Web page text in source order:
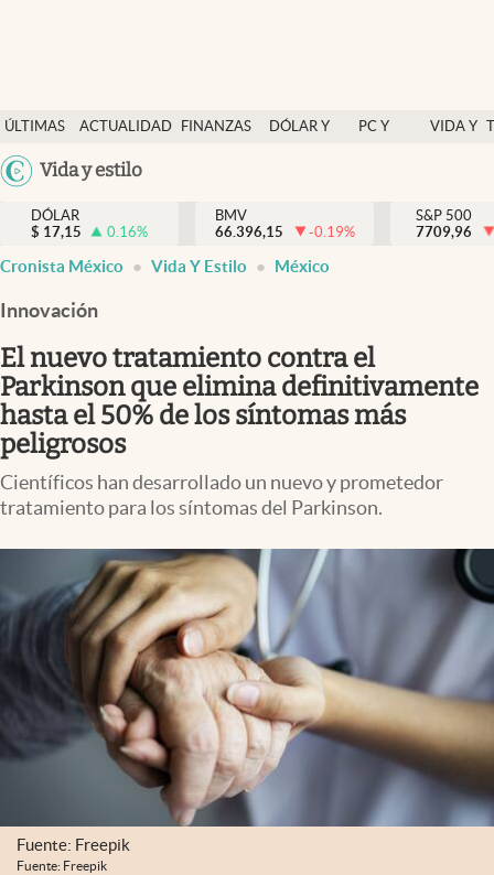
ÚLTIMAS
NOTICIAS
ACTUALIDAD
FINANZAS
DÓLAR Y
PC Y
VIDA Y
México
Vida y estilo
Actualidad
Finanzas y economía
Dólar y mercados
Pc y celular
Vida y estilo
Tv
Clima
Espiritualidad
Mediakit
abre en nueva pestaña
México
DÓLAR
$ 17,15 0.16%
BMV
66.396,15
-0.19%
S&P 500
7709,96
Cronista México Vida Y Estilo México
Innovación
El nuevo tratamiento contra el
Parkinson que elimina definitivamente
hasta el 50% de los síntomas más
peligrosos
Científicos han desarrollado un nuevo y prometedor
tratamiento para los síntomas del Parkinson.
Fuente: Freepik
Fuente: Freepik